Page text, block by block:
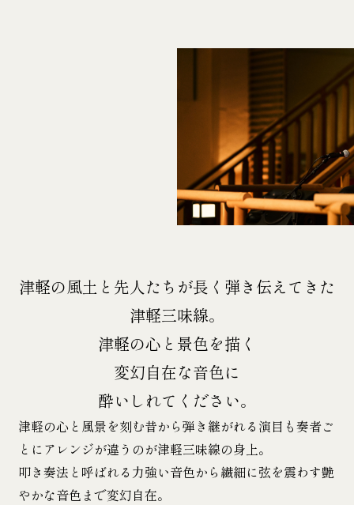
津軽の風土と先人たちが長く弾き伝えてきた
津軽三味線。
津軽の心と景色を描く
変幻自在な音色に
酔いしれてください。
津軽の心と風景を刻む昔から弾き継がれる演目も奏者ご
とにアレンジが違うのが津軽三味線の身上。
叩き奏法と呼ばれる力強い音色から繊細に弦を震わす艶
やかな音色まで変幻自在。